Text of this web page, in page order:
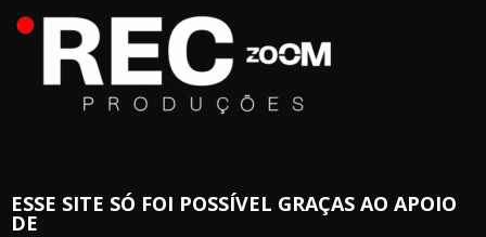
ESSE SITE SÓ FOI POSSÍVEL GRAÇAS AO APOIO
DE